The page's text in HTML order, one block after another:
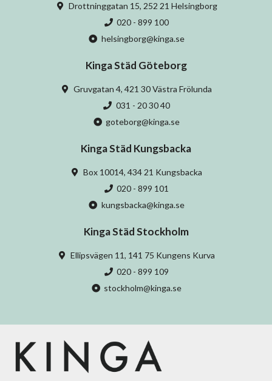
Drottninggatan 15, 252 21 Helsingborg
020 - 899 100
helsingborg@kinga.se
Kinga Städ Göteborg
Gruvgatan 4, 421 30 Västra Frölunda
031 - 20 30 40
goteborg@kinga.se
Kinga Städ Kungsbacka
Box 10014, 434 21 Kungsbacka
020 - 899 101
kungsbacka@kinga.se
Kinga Städ Stockholm
Ellipsvägen 11, 141 75 Kungens Kurva
020 - 899 109
stockholm@kinga.se